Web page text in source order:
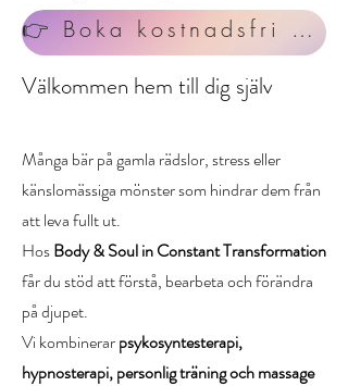
👉 Boka kostnadsfri 15-minuters konsultation
Välkommen hem till dig själv
Många bär på gamla rädslor, stress eller
känslomässiga mönster som hindrar dem från
att leva fullt ut.
HosBody & Soul in Constant Transformation
får du stöd att förstå, bearbeta och förändra
på djupet.
Vi kombinerarpsykosyntesterapi,
hypnosterapi, personlig träning och massage